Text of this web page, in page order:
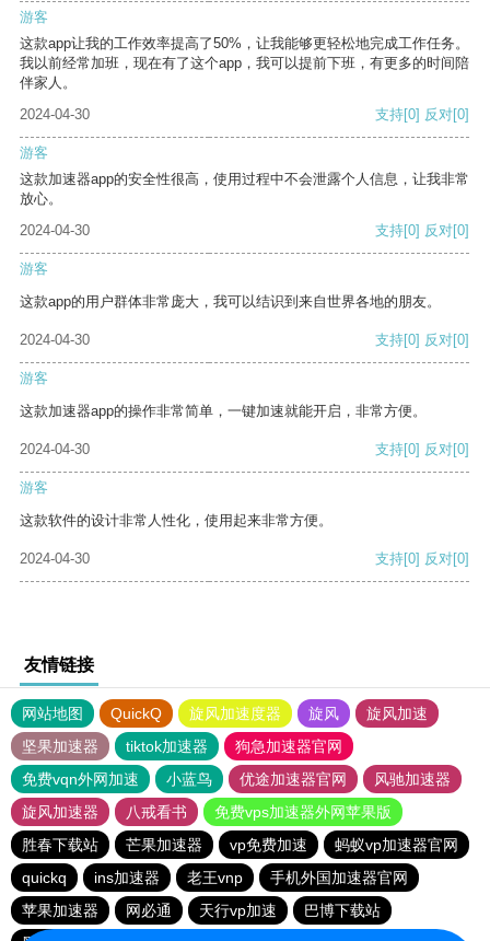
游客
这款app让我的工作效率提高了50%，让我能够更轻松地完成工作任务。
我以前经常加班，现在有了这个app，我可以提前下班，有更多的时间陪
伴家人。
2024-04-30
支持[0] 反对[0]
游客
这款加速器app的安全性很高，使用过程中不会泄露个人信息，让我非常
放心。
2024-04-30
支持[0] 反对[0]
游客
这款app的用户群体非常庞大，我可以结识到来自世界各地的朋友。
2024-04-30 支持[0] 反对[0]
游客
这款加速器app的操作非常简单，一键加速就能开启，非常方便。
2024-04-30 支持[0] 反对[0]
游客
这款软件的设计非常人性化，使用起来非常方便。
2024-04-30 支持[0] 反对[0]
友情链接
网站地图 QuickQ 旋风加速度器 旋风
旋风加速
坚果加速器
tiktok加速器
狗急加速器官网
免费vqn外网加速
小蓝鸟 优途加速器官网
风驰加速器
旋风加速器
八戒看书
免费vps加速器外网苹果版
胜春下载站
芒果加速器 vp免费加速
蚂蚁vp加速器官网
quickq
ins加速器 老王vnp
手机外国加速器官网
苹果加速器
网必通 天行vp加速
巴博下载站